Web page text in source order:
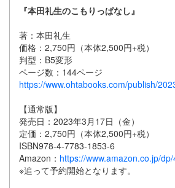
『本田礼生のこもりっぱなし』
著：本田礼生
価格：2,750円（本体2,500円+税）
判型：B5変形
ページ数：144ページ
https://www.ohtabooks.com/publish/
【通常版】
発売日：2023年3月17日（金）
定価：2,750円（本体2,500円+税）
ISBN978-4-7783-1853-6
Amazon： https://www.amazon.co.jp/
※追って予約開始となります。